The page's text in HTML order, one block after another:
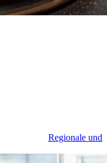
Regionale und